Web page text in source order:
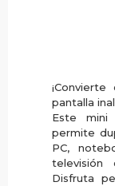
pantalla
Este mini
permite
PC,
Disfruta